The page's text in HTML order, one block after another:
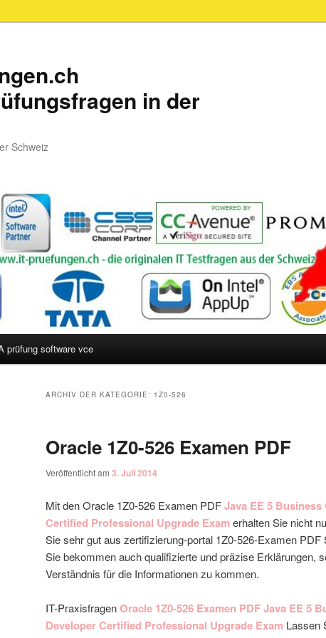
in der
Schweiz
prüfung software vce
ARCHIV DER KATEGORIE: 1Z0-526
Oracle 1Z0-526 Examen PDF
Veröffentlicht am 3. Juli 2014
Mit den Oracle 1Z0-526 Examen PDFJava EE 5
Certified Professional Upgrade Examerhalten Sie nicht
Sie sehr gut aus zertifizierung-portal 1Z0-526-Examen PDF
Sie bekommen auch qualifizierte und präzise Erklärungen,
Verständnis für die Informationen zu kommen.
IT-PraxisfragenOracle 1Z0-526 Examen PDFJava EE 5
Developer Certified Professional Upgrade Exam Lassen